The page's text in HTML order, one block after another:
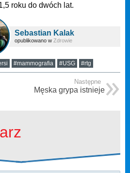
roku do dwóch lat.
Sebastian Kalak
opublikowano w Zdrowie
#mammografia #USG #rtg
Następne
Męska grypa istnieje